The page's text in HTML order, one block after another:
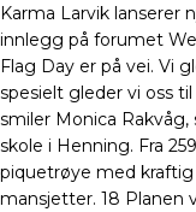
Karma Larvik lanserer
innlegg på forumet
Flag Day er på vei. Vi
spesielt gleder vi oss
smiler Monica
skole i Henning. Fra
piquetrøye med
mansjetter. 18 Planen